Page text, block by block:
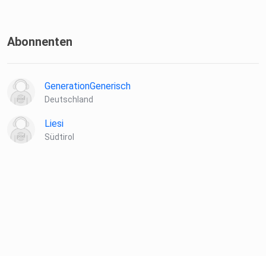
Abonnenten
GenerationGenerisch
Deutschland
Liesi
Südtirol